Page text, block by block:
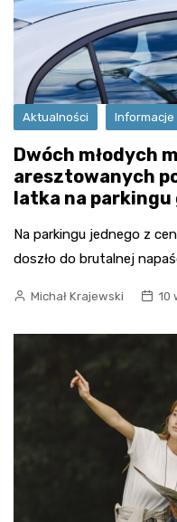
Aktualności Informacje
Dwóch młodych
aresztowanych
latka na
Na parkingu jednego z
doszło do brutalnej
Michał Krajewski 10